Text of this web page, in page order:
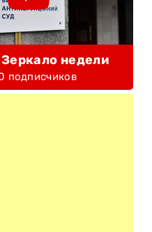
недели
подписчиков